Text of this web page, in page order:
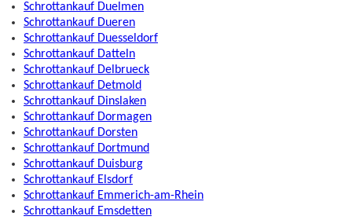
Schrottankauf Duelmen
Schrottankauf Dueren
Schrottankauf Duesseldorf
Schrottankauf Datteln
Schrottankauf Delbrueck
Schrottankauf Detmold
Schrottankauf Dinslaken
Schrottankauf Dormagen
Schrottankauf Dorsten
Schrottankauf Dortmund
Schrottankauf Duisburg
Schrottankauf Elsdorf
Schrottankauf Emmerich-am-Rhein
Schrottankauf Emsdetten